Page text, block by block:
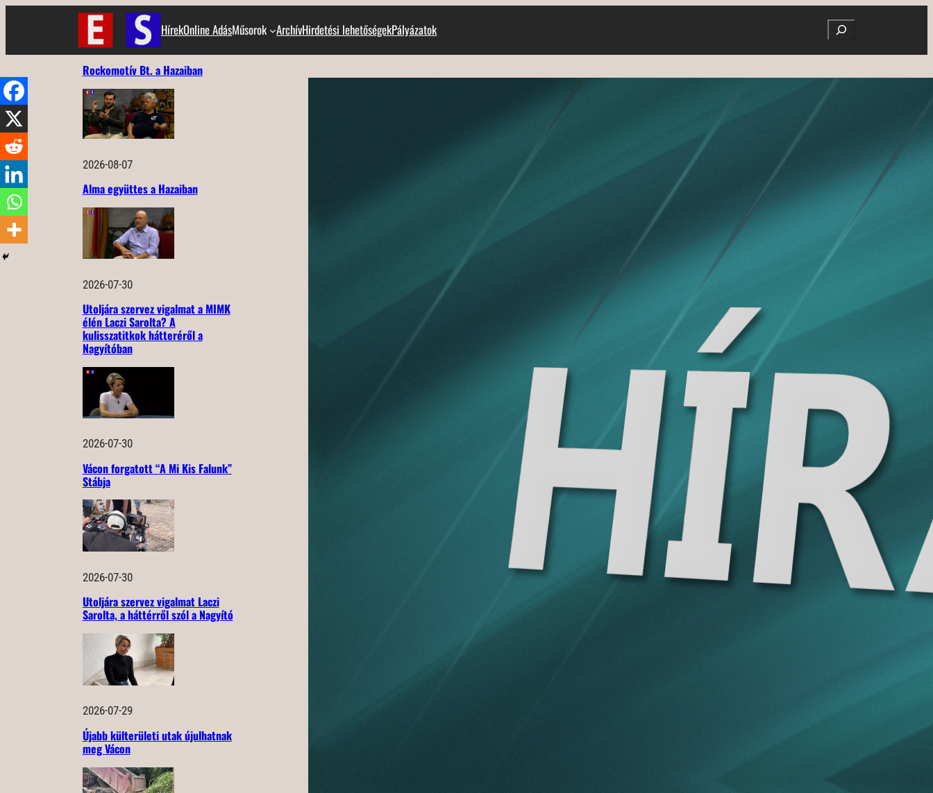
HírekOnline AdásMűsorok ArchívHirdetési lehetőségekPályázatok Search
Rockomotív Bt. a Hazaiban
2026-08-07
Alma együttes a Hazaiban
2026-07-30
Utoljára szervez vigalmat a MIMK
élén Laczi Sarolta? A
kulisszatitkok hátteréről a
Nagyítóban
2026-07-30
Vácon forgatott “A Mi Kis Falunk”
Stábja
2026-07-30
Utoljára szervez vigalmat Laczi
Sarolta, a háttérről szól a Nagyító
2026-07-29
Újabb külterületi utak újulhatnak
meg Vácon